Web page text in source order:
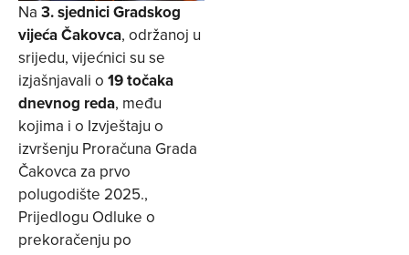
Na 3. sjednici Gradskog
vijeća Čakovca, održanoj u
srijedu, vijećnici su se
izjašnjavali o 19 točaka
dnevnog reda, među
kojima i o Izvještaju o
izvršenju Proračuna Grada
Čakovca za prvo
polugodište 2025.,
Prijedlogu Odluke o
prekoračenju po